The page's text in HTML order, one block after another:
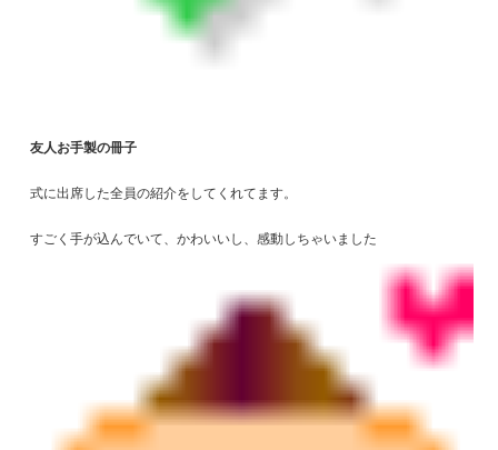
友人お手製の冊子
式に出席した全員の紹介をしてくれてます。
すごく手が込んでいて、かわいいし、感動しちゃいました